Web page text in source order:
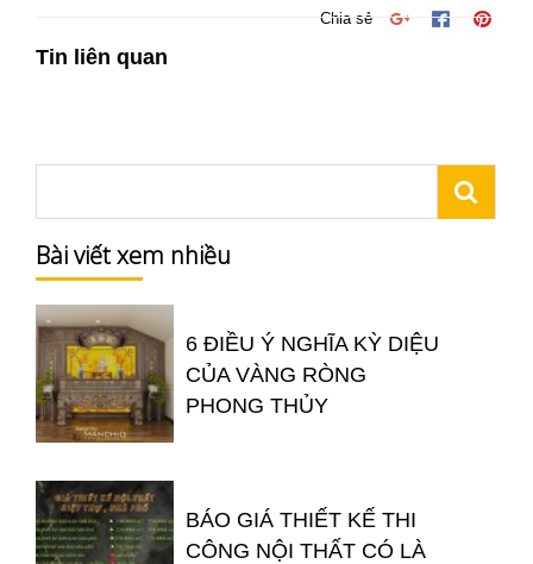
Chia sẻ
Tin liên quan
Bài viết xem nhiều
6 ĐIỀU Ý NGHĨA KỲ DIỆU
CỦA VÀNG RÒNG
PHONG THỦY
BÁO GIÁ THIẾT KẾ THI
CÔNG NỘI THẤT CÓ LÀ